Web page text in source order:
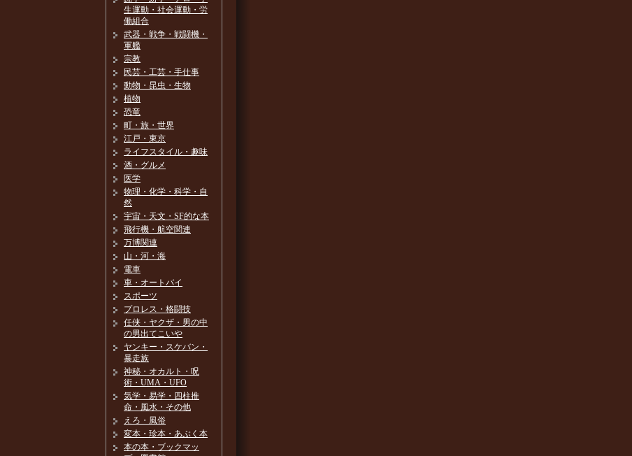
生運動・社会運動・労
働組合
武器・戦争・戦闘機・
軍艦
宗教
民芸・工芸・手仕事
動物・昆虫・生物
植物
恐竜
町・旅・世界
江戸・東京
ライフスタイル・趣味
酒・グルメ
医学
物理・化学・科学・自
然
宇宙・天文・SF的な本
飛行機・航空関連
万博関連
山・河・海
電車
車・オートバイ
スポーツ
プロレス・格闘技
任侠・ヤクザ・男の中
の男出てこいや
ヤンキー・スケバン・
暴走族
神秘・オカルト・呪
術・UMA・UFO
気学・易学・四柱推
命・風水・その他
えろ・風俗
変本・珍本・あぶく本
本の本・ブックマッ